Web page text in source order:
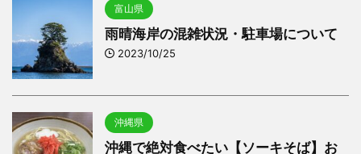
富山県
雨晴海岸の混雑状況・駐車場について
2023/10/25
沖縄県
沖縄で絶対食べたい【ソーキそば】お